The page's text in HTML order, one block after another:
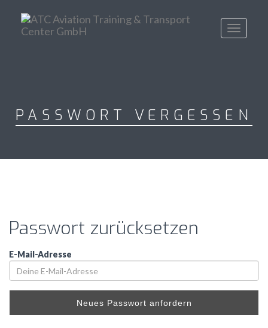
Toggle
PASSWORT VERGESSEN
Passwort zurücksetzen
E-Mail-Adresse
Neues Passwort anfordern